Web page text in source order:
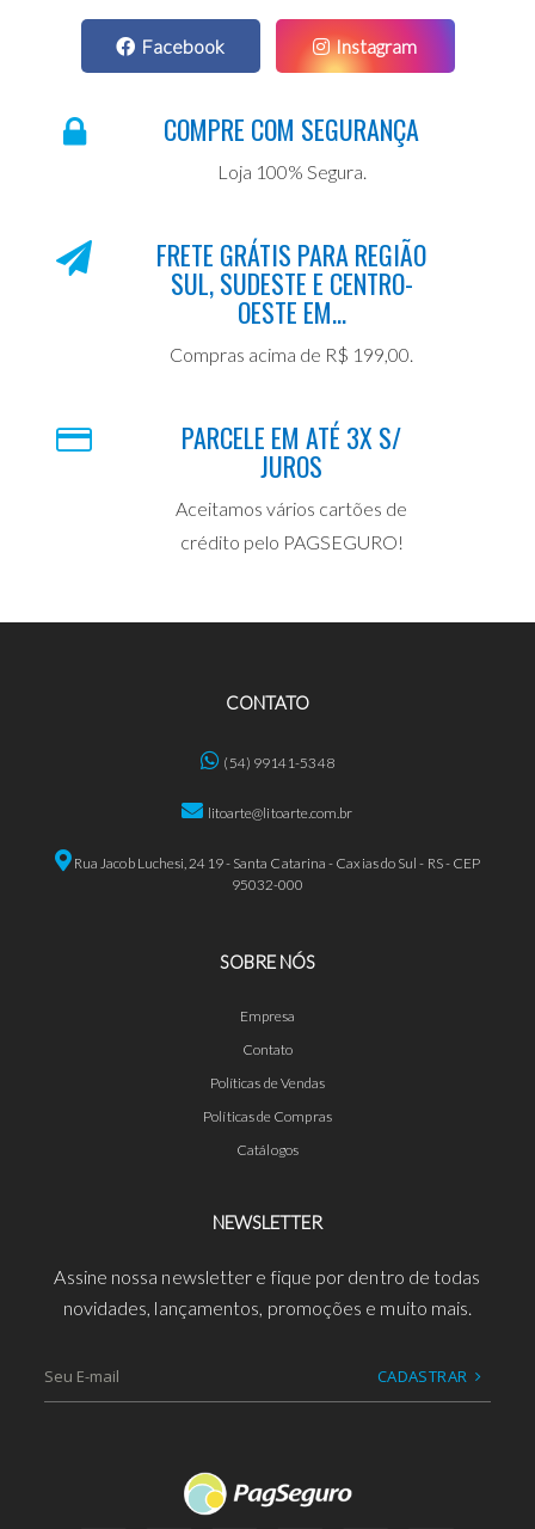
Facebook Instagram
COMPRE COM SEGURANÇA
Loja 100% Segura.
FRETE GRÁTIS PARA REGIÃO
SUL, SUDESTE E CENTRO-
OESTE EM...
Compras acima de R$ 199,00.
PARCELE EM ATÉ 3X S/
JUROS
Aceitamos vários cartões de
crédito pelo PAGSEGURO!
CONTATO
(54) 99141-5348
litoarte@litoarte.com.br
Rua Jacob Luchesi, 2419 - Santa Catarina - Caxias do Sul - RS - CEP
95032-000
SOBRE NÓS
Empresa
Contato
Políticas de Vendas
Políticas de Compras
Catálogos
NEWSLETTER
Assine nossa newsletter e fique por dentro de todas
novidades, lançamentos, promoções e muito mais.
CADASTRAR